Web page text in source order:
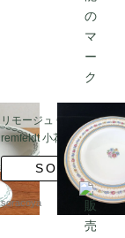
リモージュ Charles Ah
remfeldt 小花ブーケの
プレート Limoges
SOLD
soracoya